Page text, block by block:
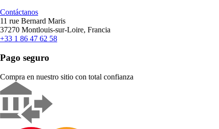
Contáctanos
11 rue Bernard Maris
37270 Montlouis-sur-Loire, Francia
+33 1 86 47 62 58
Pago seguro
Compra en nuestro sitio con total confianza